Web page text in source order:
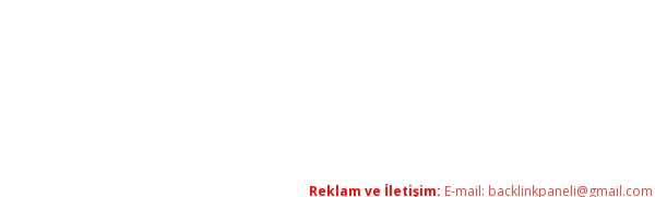
Reklam ve İletişim: E-mail: backlinkpaneli@gmail.com